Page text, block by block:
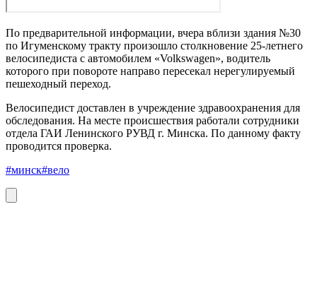
По предварительной информации, вчера вблизи здания №30
по Игуменскому тракту произошло столкновение 25-летнего
велосипедиста с автомобилем «Volkswagen», водитель
которого при повороте направо пересекал нерегулируемый
пешеходный переход.
Велосипедист доставлен в учреждение здравоохранения для
обследования. На месте происшествия работали сотрудники
отдела ГАИ Ленинского РУВД г. Минска. По данному факту
проводится проверка.
#минск#вело